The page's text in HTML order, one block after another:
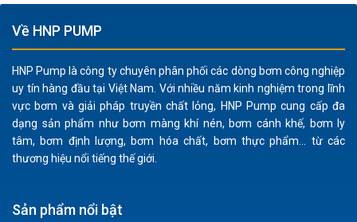
xuất.
Buna cho phép bơm xử lý hiệu quả các loại dung môi,
dầu, mỡ, hóa chất và chất tẩy rửa, đồng thời có thể
vận chuyển chất lỏng chứa hạt rắn kích thước lên đến
4.8 mm mà không lo tắc nghẽn.
An toàn trong môi trường cháy nổ:
nguy cơ phát tia lửa điện, đặc biệt an toàn khi làm
Về HNP PUMP
HNP Pump là công ty chuyên phân phối các dòng bơm công nghiệp
uy tín hàng đầu tại Việt Nam. Với nhiều năm kinh nghiệm trong lĩnh
vực bơm và giải pháp truyền chất lỏng, HNP Pump cung cấp đa
dạng sản phẩm như bơm màng khí nén, bơm cánh khế, bơm ly
tâm, bơm định lượng, bơm hóa chất, bơm thực phẩm... từ các
thương hiệu nổi tiếng thế giới.
Sản phẩm nổi bật